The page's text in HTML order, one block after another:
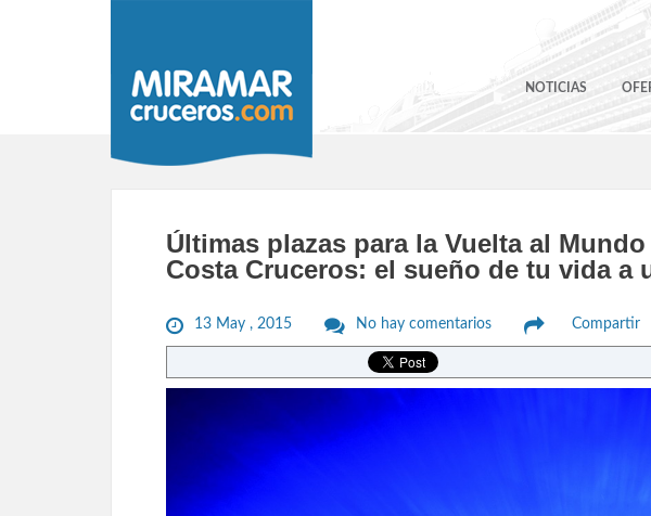
NOTICIAS
Últimas plazas para la Vuelta al
Costa Cruceros: el sueño de tu vida a
13 May , 2015 No hay comentarios Compartir